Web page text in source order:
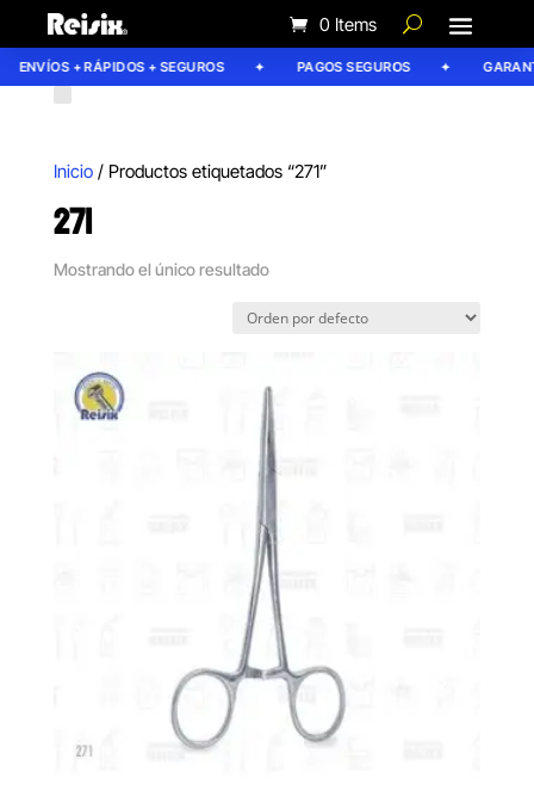
0 Items
ENVÍOS + RÁPIDOS + SEGUROS PAGOS SEGUROS
Inicio/ Productos etiquetados “271”
271
Mostrando el único resultado